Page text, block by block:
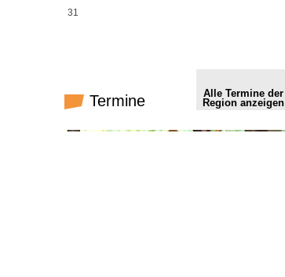
31
Termine
Alle Termine der
Region anzeigen